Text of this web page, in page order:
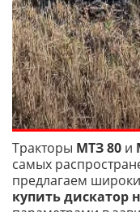
Тракторы МТЗ 80 и
самых
предлагаем
купить дискатор